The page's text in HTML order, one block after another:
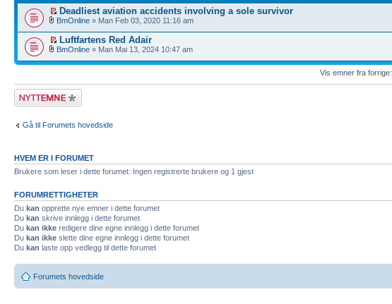
Deadliest aviation accidents involving a sole survivor
BmOnline » Man Feb 03, 2020 11:16 am
Luftfartens Red Adair
BmOnline » Man Mai 13, 2024 10:47 am
Vis emner fra forrige:
Legg inn et nytt
emne
Gå til Forumets hovedside
HVEM ER I FORUMET
Brukere som leser i dette forumet: Ingen registrerte brukere og 1 gjest
FORUMRETTIGHETER
Du kan opprette nye emner i dette forumet
Du kan skrive innlegg i dette forumet
Du kan ikke redigere dine egne innlegg i dette forumet
Du kan ikke slette dine egne innlegg i dette forumet
Du kan laste opp vedlegg til dette forumet
Forumets hovedside